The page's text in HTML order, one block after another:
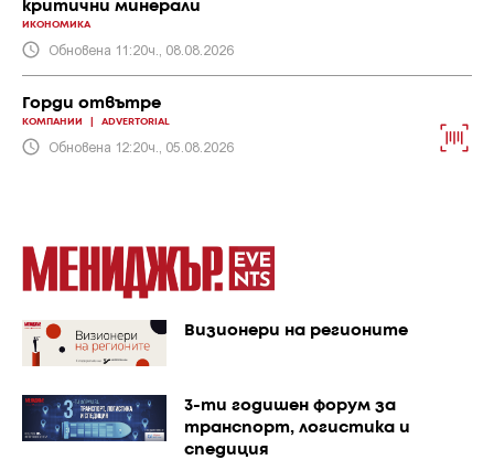
критични минерали
ИКОНОМИКА
Обновена 11:20ч., 08.08.2026
Горди отвътре
КОМПАНИИ ADVERTORIAL
Обновена 12:20ч., 05.08.2026
Визионери на регионите
3-ти годишен форум за
транспорт, логистика и
спедиция